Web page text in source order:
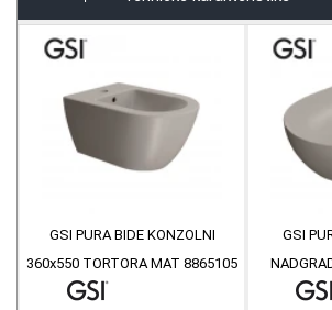
GSI PURA BIDE KONZOLNI
360x550 TORTORA MAT 8865105
GSI